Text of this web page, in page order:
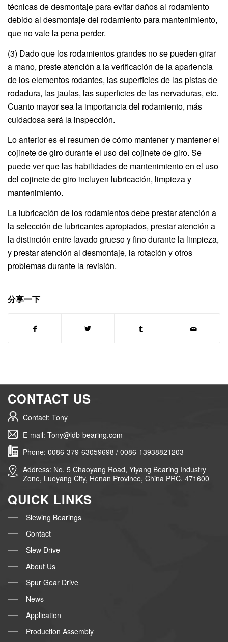
técnicas de desmontaje para evitar daños al rodamiento
debido al desmontaje del rodamiento para mantenimiento,
que no vale la pena perder.
(3) Dado que los rodamientos grandes no se pueden girar
a mano, preste atención a la verificación de la apariencia
de los elementos rodantes, las superficies de las pistas de
rodadura, las jaulas, las superficies de las nervaduras, etc.
Cuanto mayor sea la importancia del rodamiento, más
cuidadosa será la inspección.
Lo anterior es el resumen de cómo mantener y mantener el
cojinete de giro durante el uso del cojinete de giro. Se
puede ver que las habilidades de mantenimiento en el uso
del cojinete de giro incluyen lubricación, limpieza y
mantenimiento.
La lubricación de los rodamientos debe prestar atención a
la selección de lubricantes apropiados, prestar atención a
la distinción entre lavado grueso y fino durante la limpieza,
y prestar atención al desmontaje, la rotación y otros
problemas durante la revisión.
分享一下
CONTACT US
Contact: Tony
E-mail: Tony@ldb-bearing.com
Phone: 0086-379-63059698 / 0086-13938821203
Address: No. 5 Chaoyang Road, Yiyang Bearing Industry
Zone, Luoyang City, Henan Province, China PRC. 471600
QUICK LINKS
Slewing Bearings
Contact
Slew Drive
About Us
Spur Gear Drive
News
Application
Production Assembly